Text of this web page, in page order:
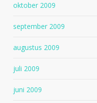
oktober 2009
september 2009
augustus 2009
juli 2009
juni 2009